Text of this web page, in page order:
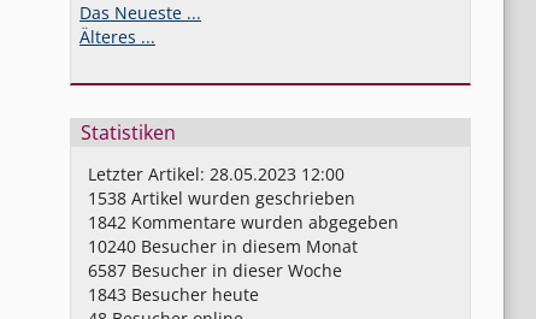
Das Neueste ...
Älteres ...
Statistiken
Letzter Artikel: 28.05.2023 12:00
1538Artikel wurden geschrieben
1842Kommentare wurden abgegeben
10240Besucher in diesem Monat
6587Besucher in dieser Woche
1843 Besucher heute